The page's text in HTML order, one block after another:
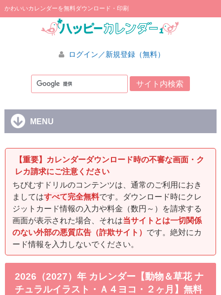
かわいいカレンダーを無料ダウンロード・印刷
ログイン／新規登録（無料）
MENU
【重要】カレンダーダウンロード時の不審な画面・ク
レカ請求にご注意ください
ちびむすドリルのコンテンツは、通常のご利用におき
ましてはすべて完全無料です。ダウンロード時にクレ
ジットカード情報の入力や料金（数円～）を請求する
画面が表示された場合、それは当サイトとは一切関係
のない外部の悪質広告（詐欺サイト） です。絶対にカ
ード情報を入力しないでください。
2026（2027）年 カレンダー【動物＆草花 ナ
チュラルイラスト・Ａ４ヨコ・２ヶ月】無料